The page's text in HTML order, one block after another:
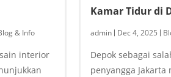
& Info
interior
Kamar Tidur di
admin | Dec 4, 2025 |
Depok sebagai
penyangga Jakarta